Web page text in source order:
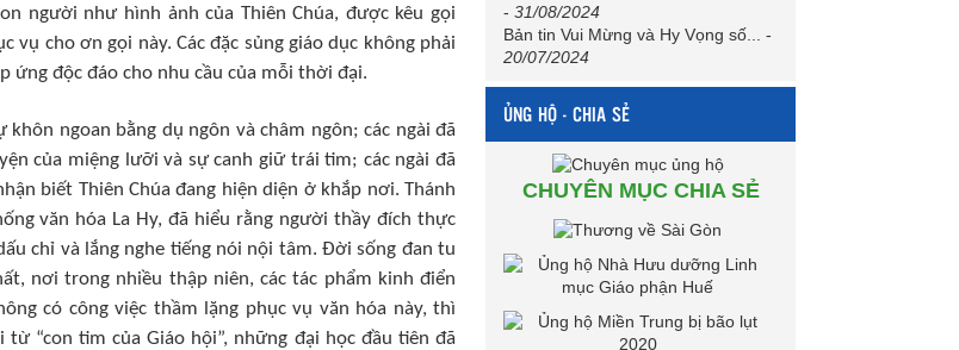
người như hình ảnh của Thiên Chúa, được kêu gọi
cho ơn gọi này. Các đặc sủng giáo dục không phải
ứng độc đáo cho nhu cầu của mỗi thời đại.
ngoan bằng dụ ngôn và châm ngôn; các ngài đã
của miệng lưỡi và sự canh giữ trái tim; các ngài đã
biết Thiên Chúa đang hiện diện ở khắp nơi. Thánh
văn hóa La Hy, đã hiểu rằng người thầy đích thực
chỉ và lắng nghe tiếng nói nội tâm. Đời sống đan tu
nơi trong nhiều thập niên, các tác phẩm kinh điển
có công việc thầm lặng phục vụ văn hóa này, thì
“con tim của Giáo hội”, những đại học đầu tiên đã
- 31/08/2024
Bản tin Vui Mừng và Hy Vọng số...
-
20/07/2024
ỦNG HỘ - CHIA SẺ
CHUYÊN MỤC CHIA SẺ